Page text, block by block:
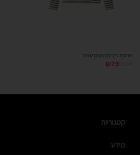
חולצת ריב לבן פסים שחור
₪79
קטגוריות
מידע